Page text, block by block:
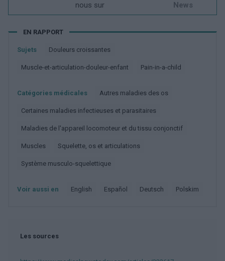
nous sur
News
EN RAPPORT
Sujets Douleurs croissantes
Muscle-et-articulation-douleur-enfant Pain-in-a-child
Catégories médicales Autres maladies des os
Certaines maladies infectieuses et parasitaires
Maladies de l'appareil locomoteur et du tissu conjonctif
Muscles Squelette, os et articulations
Système musculo-squelettique
Voir aussi en english español deutsch polskim
Les sources